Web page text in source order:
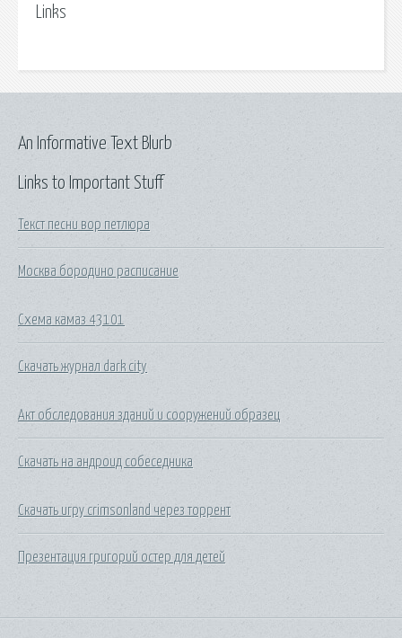
Links
Links to Important Stuff
Текст песни вор петлюра
Москва бородино расписание
Схема камаз 43101
Скачать журнал dark city
Акт обследования зданий и сооружений образец
Скачать на андроид собеседника
Скачать игру crimsonland через торрент
Презентация григорий остер для детей
An Informative Text Blurb